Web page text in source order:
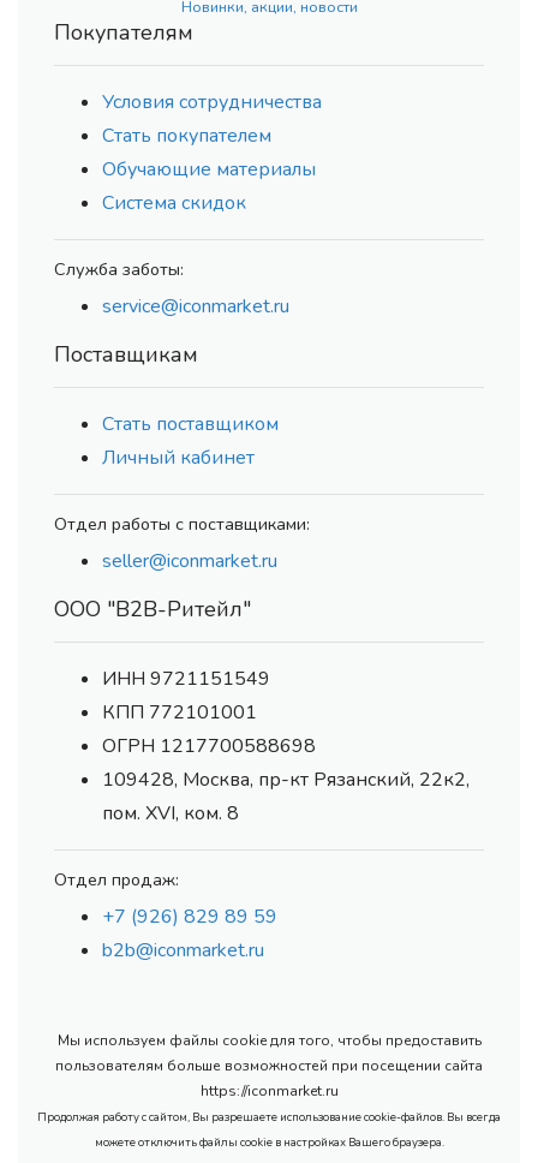
Новинки, акции, новости
Покупателям
Условия сотрудничества
Стать покупателем
Обучающие материалы
Система скидок
Служба заботы:
service@iconmarket.ru
Поставщикам
Стать поставщиком
Личный кабинет
Отдел работы с поставщиками:
seller@iconmarket.ru
ООО "В2В-Ритейл"
ИНН 9721151549
КПП 772101001
ОГРН 1217700588698
109428, Москва, пр-кт Рязанский, 22к2,
пом. XVI, ком. 8
Отдел продаж:
+7 (926) 829 89 59
b2b@iconmarket.ru
Мы используем файлы cookie для того, чтобы предоставить
пользователям больше возможностей при посещении сайта
https://iconmarket.ru
Продолжая работу с сайтом, Вы разрешаете использование cookie-файлов. Вы всегда
можете отключить файлы cookie в настройках Вашего браузера.